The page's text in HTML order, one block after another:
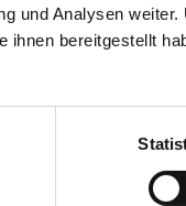
und Analysen
bereitgestellt
pieces